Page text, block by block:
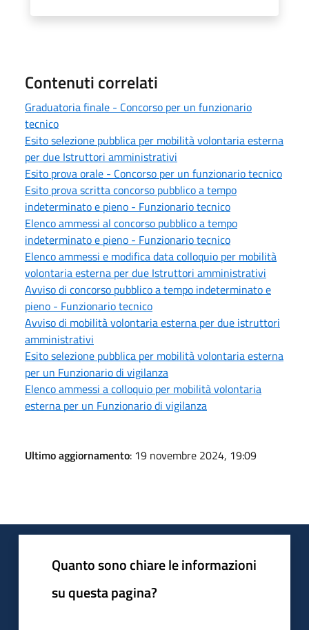
Contenuti correlati
Graduatoria finale - Concorso per un funzionario
tecnico
Esito selezione pubblica per mobilità volontaria esterna
per due Istruttori amministrativi
Esito prova orale - Concorso per un funzionario tecnico
Esito prova scritta concorso pubblico a tempo
indeterminato e pieno - Funzionario tecnico
Elenco ammessi al concorso pubblico a tempo
indeterminato e pieno - Funzionario tecnico
Elenco ammessi e modifica data colloquio per mobilità
volontaria esterna per due Istruttori amministrativi
Avviso di concorso pubblico a tempo indeterminato e
pieno - Funzionario tecnico
Avviso di mobilità volontaria esterna per due istruttori
amministrativi
Esito selezione pubblica per mobilità volontaria esterna
per un Funzionario di vigilanza
Elenco ammessi a colloquio per mobilità volontaria
esterna per un Funzionario di vigilanza
Ultimo aggiornamento: 19 novembre 2024, 19:09
Quanto sono chiare le informazioni
su questa pagina?